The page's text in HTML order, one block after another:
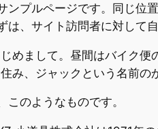
ンプルページです。同じ位
は、サイト訪問者に対して
めまして。昼間はバイク便
み、ジャックという名前の
このようなものです。